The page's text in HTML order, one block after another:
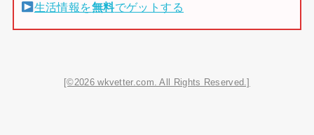
生活情報を無料でゲットする
[©2026 wkvetter.com. All Rights Reserved.]